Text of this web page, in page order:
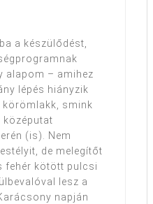
a készülődést,
alapom – amihez
lépés hiányzik
körömlakk, smink
középutat
(is). Nem
de melegítőt
fehér kötött pulcsi
lesz a
napján